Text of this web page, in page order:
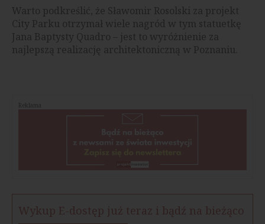
Warto podkreślić, że Sławomir Rosolski za projekt
City Parku otrzymał wiele nagród w tym statuetkę
Jana Baptysty Quadro – jest to wyróżnienie za
najlepszą realizację architektoniczną w Poznaniu.
Reklama
Wykup E-dostęp już teraz i bądź na bieżąco